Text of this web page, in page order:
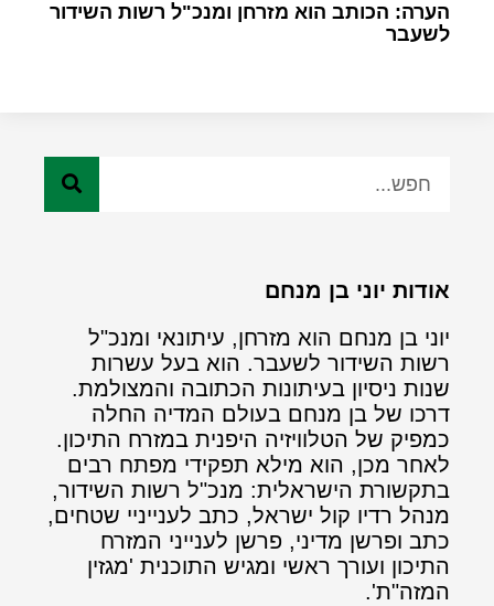
הערה: הכותב הוא מזרחן ומנכ"ל רשות השידור
לשעבר
אודות יוני בן מנחם
יוני בן מנחם הוא מזרחן, עיתונאי ומנכ"ל
רשות השידור לשעבר. הוא בעל עשרות
שנות ניסיון בעיתונות הכתובה והמצולמת.
דרכו של בן מנחם בעולם המדיה החלה
כמפיק של הטלוויזיה היפנית במזרח התיכון.
לאחר מכן, הוא מילא תפקידי מפתח רבים
בתקשורת הישראלית: מנכ"ל רשות השידור,
מנהל רדיו קול ישראל, כתב לענייניי שטחים,
כתב ופרשן מדיני, פרשן לענייני המזרח
התיכון ועורך ראשי ומגיש התוכנית 'מגזין
המזה"ת'.